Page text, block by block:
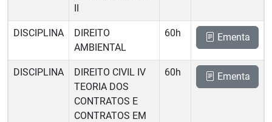
II
DISCIPLINA
DIREITO
AMBIENTAL
60h Ementa
DISCIPLINA
DIREITO CIVIL IV 
TEORIA DOS
CONTRATOS E
CONTRATOS EM
60h Ementa